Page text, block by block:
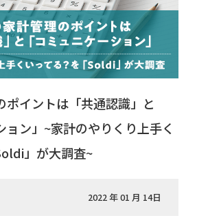
ポイントは「共通認識」と
ョン」~家計のやりくり上手く
」が大調査~
2022 年 01 月 14日